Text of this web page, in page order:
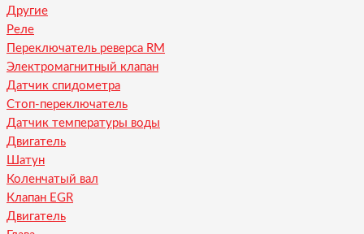
Другие
Реле
Переключатель реверса RM
Электромагнитный клапан
Датчик спидометра
Стоп-переключатель
Датчик температуры воды
Двигатель
Шатун
Коленчатый вал
Клапан EGR
Двигатель